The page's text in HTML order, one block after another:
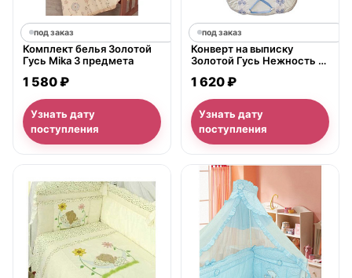
под заказ
Комплект белья Золотой
Гусь Mika 3 предмета
1 580 ₽
Узнать дату
поступления
под заказ
Конверт на выписку
Золотой Гусь Нежность 7
1 620 ₽
Узнать дату
поступления